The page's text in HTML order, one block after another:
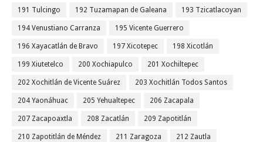
191 Tulcingo 192 Tuzamapan de Galeana 193 Tzicatlacoyan
194 Venustiano Carranza 195 Vicente Guerrero
196 Xayacatlán de Bravo 197 Xicotepec 198 Xicotlán
199 Xiutetelco 200 Xochiapulco 201 Xochiltepec
202 Xochitlán de Vicente Suárez 203 Xochitlán Todos Santos
204 Yaonáhuac 205 Yehualtepec 206 Zacapala
207 Zacapoaxtla 208 Zacatlán 209 Zapotitlán
210 Zapotitlán de Méndez 211 Zaragoza 212 Zautla